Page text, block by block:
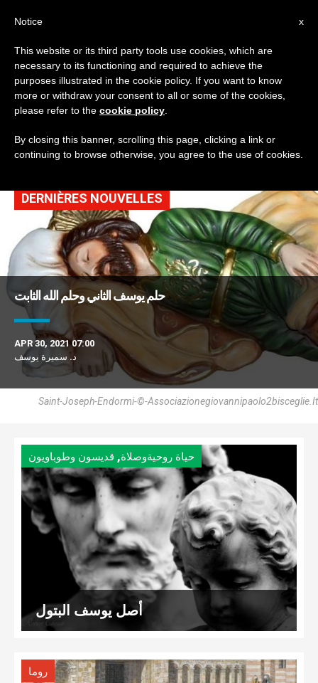
TAG
Posts Tagged ‘يوسف
البار’
DERNIÈRES NOUVELLES
حلم يوسف الثاني وحلم الله الثابت
APR 30, 2021 07:00
د. سميرة يوسف
Saint-Joseph-Endormi-©-Associazionegiovannipaolo2bisceglie.it
حياة روحيةوصلاة, قديسون وطوباويون
أصل يوسف البتول
روما
x
Notice
This website or its third party tools use cookies, which are
necessary to its functioning and required to achieve the
purposes illustrated in the cookie policy. If you want to know
more or withdraw your consent to all or some of the cookies,
please refer to the cookie policy
By closing this banner, scrolling this page, clicking a link or
continuing to browse otherwise, you agree to the use of cookies.